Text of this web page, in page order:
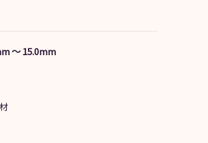
～ 15.0mm